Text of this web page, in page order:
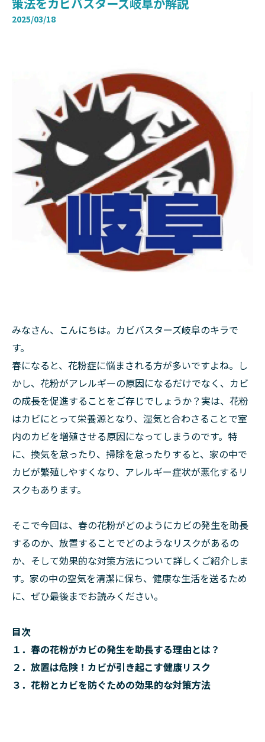
2025/03/18
みなさん、こんにちは。カビバスターズ岐阜のキラで
す。
春になると、花粉症に悩まされる方が多いですよね。し
かし、花粉がアレルギーの原因になるだけでなく、カビ
の成長を促進することをご存じでしょうか？実は、花粉
はカビにとって栄養源となり、湿気と合わさることで室
内のカビを増殖させる原因になってしまうのです。特
に、換気を怠ったり、掃除を怠ったりすると、家の中で
カビが繁殖しやすくなり、アレルギー症状が悪化するリ
スクもあります。
そこで今回は、春の花粉がどのようにカビの発生を助長
するのか、放置することでどのようなリスクがあるの
か、そして効果的な対策方法について詳しくご紹介しま
す。家の中の空気を清潔に保ち、健康な生活を送るため
に、ぜひ最後までお読みください。
目次
１．春の花粉がカビの発生を助長する理由とは？
２．放置は危険！カビが引き起こす健康リスク
３．花粉とカビを防ぐための効果的な対策方法